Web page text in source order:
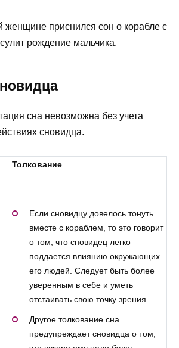
женщине приснился сон о корабле с
рождение мальчика.
сна невозможна без учета
сновидца.
Толкование
Если сновидцу довелось тонуть
вместе с кораблем, то это говорит
о том, что сновидец легко
поддается влиянию окружающих
его людей. Следует быть более
уверенным в себе и уметь
отстаивать свою точку зрения.
Другое толкование сна
предупреждает сновидца о том,